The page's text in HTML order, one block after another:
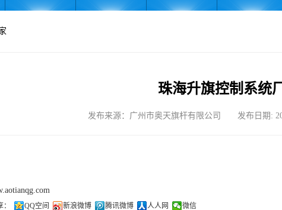
珠海升旗控制系统
发布来源：广州市奥天旗杆有限公司 发布日期:
QQ空间 新浪微博 腾讯微博 人人网 微信